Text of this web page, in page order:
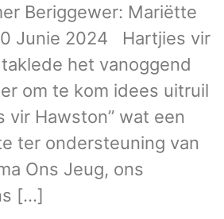
Beriggewer: Mariëtte
Junie 2024 Hartjies vir
het vanoggend
om te kom idees uitruil
vir Hawston” wat een
ter ondersteuning van
Ons Jeug, ons
[…]